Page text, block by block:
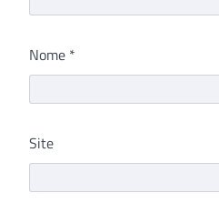
Nome *
Site